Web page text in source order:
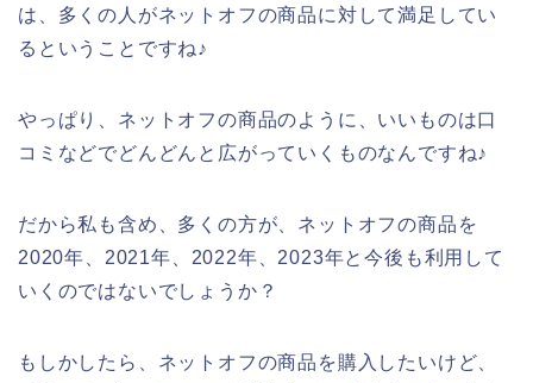
は、多くの人がネットオフの商品に対して満足してい
るということですね♪
やっぱり、ネットオフの商品のように、いいものは口
コミなどでどんどんと広がっていくものなんですね♪
だから私も含め、多くの方が、ネットオフの商品を
2020年、2021年、2022年、2023年と今後も利用して
いくのではないでしょうか？
もしかしたら、ネットオフの商品を購入したいけど、